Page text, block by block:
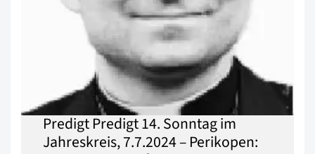
Predigt Predigt 14. Sonntag im
Jahreskreis, 7.7.2024 – Perikopen: